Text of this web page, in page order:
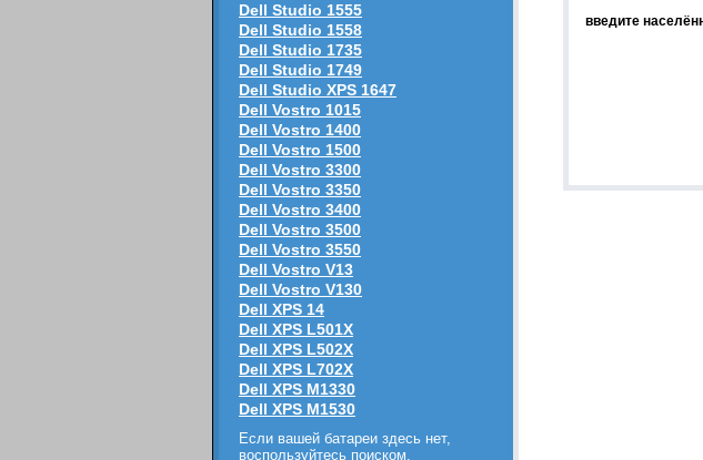
Dell Studio 1555
Dell Studio 1558
Dell Studio 1735
Dell Studio 1749
Dell Studio XPS 1647
Dell Vostro 1015
Dell Vostro 1400
Dell Vostro 1500
Dell Vostro 3300
Dell Vostro 3350
Dell Vostro 3400
Dell Vostro 3500
Dell Vostro 3550
Dell Vostro V13
Dell Vostro V130
Dell XPS 14
Dell XPS L501X
Dell XPS L502X
Dell XPS L702X
Dell XPS M1330
Dell XPS M1530
Если вашей батареи здесь нет,
воспользуйтесь поиском.
введите